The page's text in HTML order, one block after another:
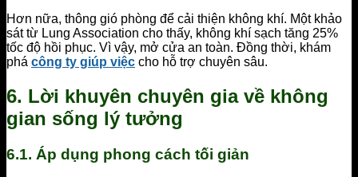
Hơn nữa, thông gió phòng để cải thiện không khí. Một khảo
sát từ Lung Association cho thấy, không khí sạch tăng 25%
tốc độ hồi phục. Vì vậy, mở cửa an toàn. Đồng thời, khám
phá công ty giúp việc cho hỗ trợ chuyên sâu.
6. Lời khuyên chuyên gia về không
gian sống lý tưởng
6.1. Áp dụng phong cách tối giản